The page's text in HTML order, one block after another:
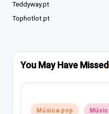
Teddyway.pt
Tophotlot.pt
You May Have Missed
in
Música pop